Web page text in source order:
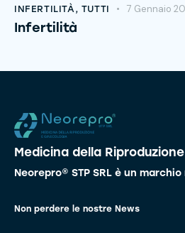
INFERTILITÀ, TUTTI 7 Gennaio
Infertilità
Medicina della
Neorepro® STP SRL è un
Non perdere le nostre News